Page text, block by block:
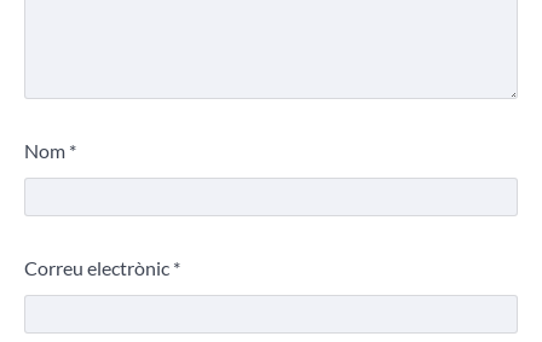
Nom *
Correu electrònic *